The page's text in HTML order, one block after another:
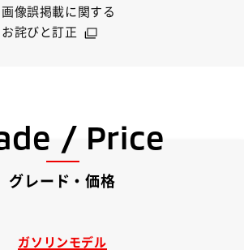
画像誤掲載に関する
お詫びと訂正
/ Price
グレード・価格
ガソリンモデル